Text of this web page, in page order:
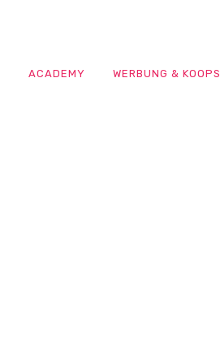
ACADEMY WERBUNG & KOOPS